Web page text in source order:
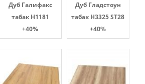
Дуб Галифакс
табак Н1181
+40%
Дуб Гладстоун
табак H3325 ST28
+40%